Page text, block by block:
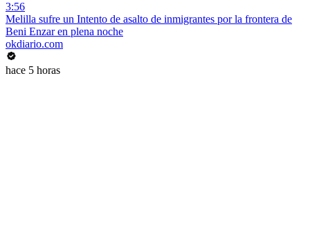
3:56
Melilla sufre un Intento de asalto de inmigrantes por la frontera de
Beni Enzar en plena noche
okdiario.com
hace 5 horas